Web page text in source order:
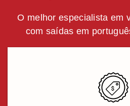
O melhor especialista em
com saídas em